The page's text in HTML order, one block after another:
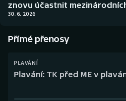
Box
Curling
Dostihy
znovu účastnit
30. 6. 2026
Přímé přenosy
PLAVÁNÍ
Plavání: TK před ME v